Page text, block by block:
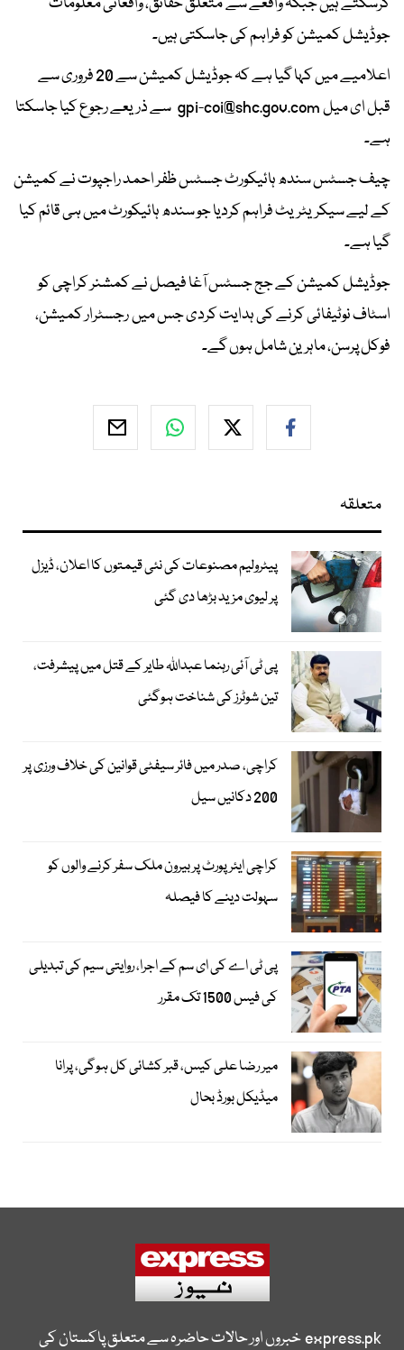
جوڈیشل کمیشن کو فراہم کی جاسکتی ہیں۔
اعلامیے میں کہا گیا ہے کہ جوڈیشل کمیشن سے 20 فروری سے
قبل ای میلgpi-coi@shc.gov.com سے ذریعے رجوع کیا جاسکتا
ہے۔
چیف جسٹس سندھ ہائیکورٹ جسٹس ظفر احمد راجپوت نے کمیشن
کے لیے سیکریٹریٹ فراہم کردیا جو سندھ ہائیکورٹ میں ہی قائم کیا
گیا ہے۔
جوڈیشل کمیشن کے جج جسٹس آغا فیصل نے کمشنر کراچی کو
اسٹاف نوٹیفائی کرنے کی ہدایت کردی جس میں رجسٹرار کمیشن،
فوکل پرسن، ماہرین شامل ہوں گے۔
متعلقہ
پیٹرولیم مصنوعات کی نئی قیمتوں کا اعلان، ڈیزل
پر لیوی مزید بڑھا دی گئی
پی ٹی آئی رہنما عبداللہ طایر کے قتل میں پیشرفت،
تین شوٹرز کی شناخت ہوگئی
کراچی، صدر میں فائر سیفٹی قوانین کی خلاف ورزی پر
200 دکانیں سیل
کراچی ایئرپورٹ پر بیرون ملک سفر کرنے والوں کو
سہولت دینے کا فیصلہ
پی ٹی اے کی ای سم کے اجرا، روایتی سیم کی تبدیلی
کی فیس 1500 تک مقرر
میر رضا علی کیس، قبر کشائی کل ہوگی، پرانا
میڈیکل بورڈ بحال
express.pkخبروں اور حالات حاضرہ سے متعلق پاکستان کی